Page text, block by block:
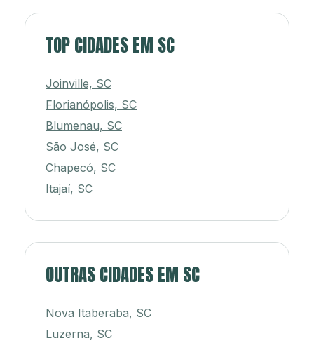
TOP CIDADES EM SC
Joinville, SC
Florianópolis, SC
Blumenau, SC
São José, SC
Chapecó, SC
Itajaí, SC
OUTRAS CIDADES EM SC
Nova Itaberaba, SC
Luzerna, SC